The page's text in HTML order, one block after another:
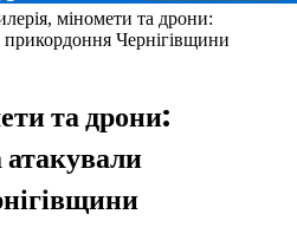
міномети та дрони:
прикордоння Чернігівщини
та дрони:
атакували